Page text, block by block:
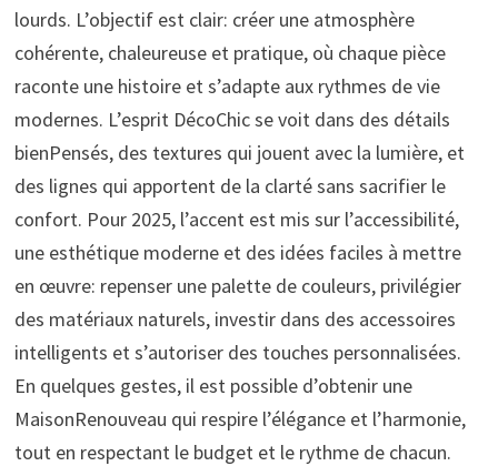
lourds. L’objectif est clair: créer une atmosphère
cohérente, chaleureuse et pratique, où chaque pièce
raconte une histoire et s’adapte aux rythmes de vie
modernes. L’esprit DécoChic se voit dans des détails
bienPensés, des textures qui jouent avec la lumière, et
des lignes qui apportent de la clarté sans sacrifier le
confort. Pour 2025, l’accent est mis sur l’accessibilité,
une esthétique moderne et des idées faciles à mettre
en œuvre: repenser une palette de couleurs, privilégier
des matériaux naturels, investir dans des accessoires
intelligents et s’autoriser des touches personnalisées.
En quelques gestes, il est possible d’obtenir une
MaisonRenouveau qui respire l’élégance et l’harmonie,
tout en respectant le budget et le rythme de chacun.